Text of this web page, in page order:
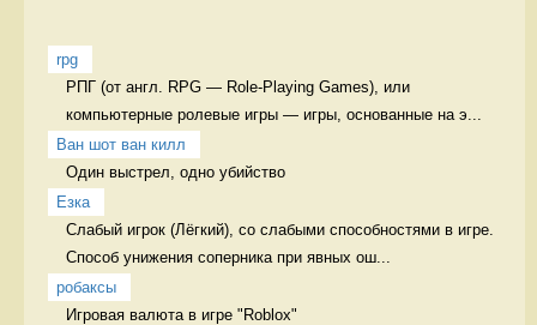
rpg
РПГ (от англ. RPG — Role-Playing Games), или
компьютерные ролевые игры — игры, основанные на э...
Ван шот ван килл
Один выстрел, одно убийство
Езка
Слабый игрок (Лёгкий), со слабыми способностями в игре.
Способ унижения соперника при явных ош...
робаксы
Игровая валюта в игре "Roblox"